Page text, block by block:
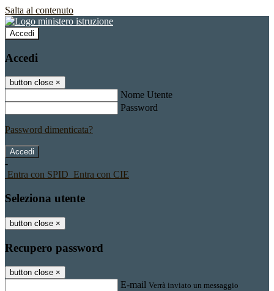
Salta al contenuto
Accedi
Accedi
button close ×
Nome Utente
Password
Password dimenticata?
-
Entra con SPID Entra con CIE
Seleziona utente
button close ×
Recupero password
button close ×
E-mail Verrà inviato un messaggio